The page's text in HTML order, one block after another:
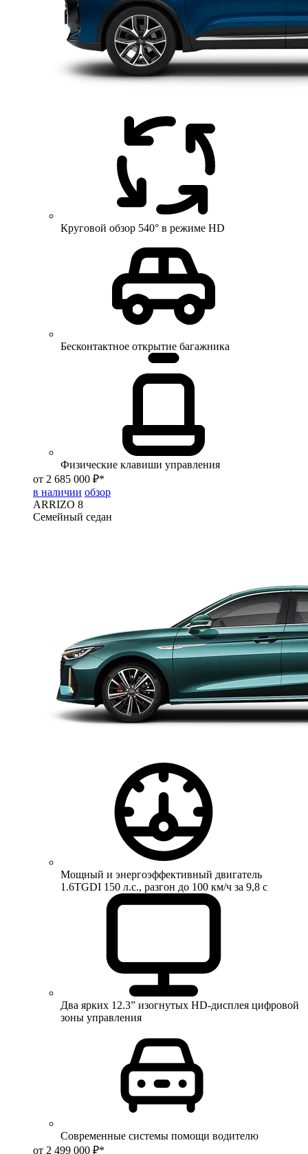
Круговой обзор 540° в режиме HD
Бесконтактное открытие багажника
Физические клавиши управления
от 2 685 000 ₽*
в наличии обзор
ARRIZO 8
Семейный седан
Мощный и энергоэффективный двигатель
1.6TGDI 150 л.с., разгон до 100 км/ч за 9,8 с
Два ярких 12.3” изогнутых HD-дисплея цифровой
зоны управления
Современные системы помощи водителю
от 2 499 000 ₽*